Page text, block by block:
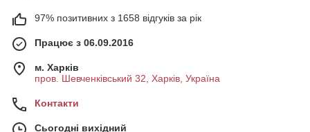
97% позитивних з 1658 відгуків за рік
Працює з 06.09.2016
м. Харків
пров. Шевченківський 32, Харків, Україна
Контакти
Сьогодні вихідний